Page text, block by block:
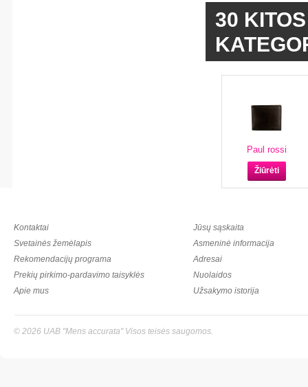
30
Paul rossi
Žiūrėti
Kontaktai
Svetainės žemėlapis
Rekomendacijų programa
Prekių pirkimo-pardavimo taisyklės
Apie mus
Jūsų sąskaita
Asmeninė informacija
Adresai
Nuolaidos
Užsakymo istorija
© 2026 UAB "Mens accurata"Visos teisės saugomos.